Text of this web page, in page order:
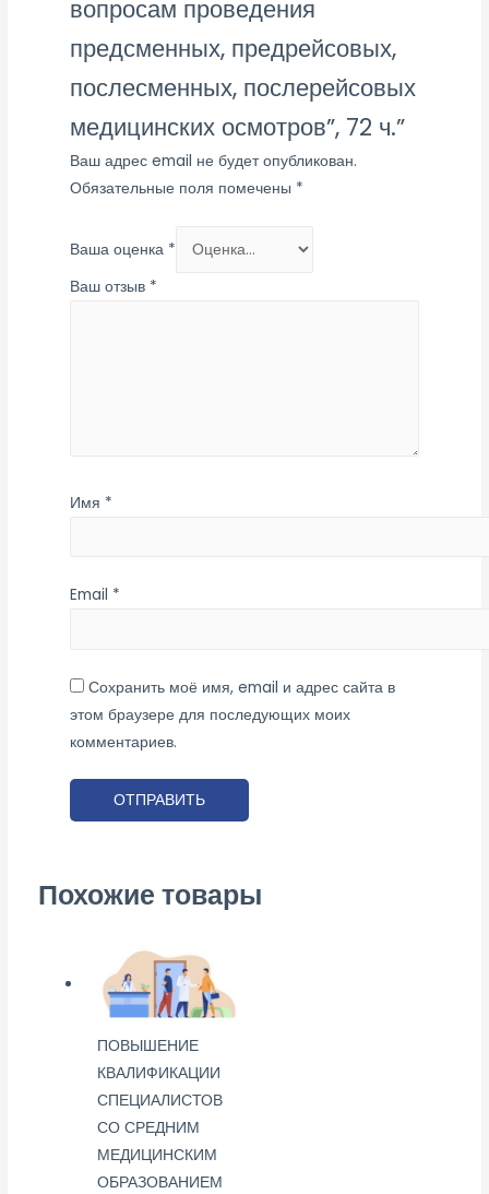
вопросам проведения
предсменных, предрейсовых,
послесменных, послерейсовых
медицинских осмотров”, 72 ч.”
Ваш адрес email не будет опубликован.
Обязательные поля помечены *
Ваша оценка *
Ваш отзыв *
Имя *
Email *
Сохранить моё имя, email и адрес сайта в
этом браузере для последующих моих
комментариев.
Похожие товары
ПОВЫШЕНИЕ
КВАЛИФИКАЦИИ
СПЕЦИАЛИСТОВ
СО СРЕДНИМ
МЕДИЦИНСКИМ
ОБРАЗОВАНИЕМ